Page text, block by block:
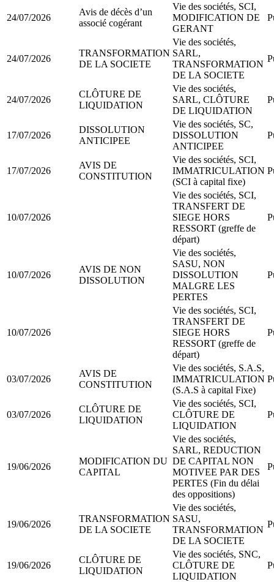
24/07/2026
Avis de décès d’un
associé cogérant
Vie des sociétés, SCI,
MODIFICATION DE
GERANT
24/07/2026
TRANSFORMATION
DE LA SOCIETE
Vie des sociétés,
SARL,
TRANSFORMATION
DE LA SOCIETE
24/07/2026
CLÔTURE DE
LIQUIDATION
Vie des sociétés,
SARL, CLÔTURE
DE LIQUIDATION
17/07/2026
DISSOLUTION
ANTICIPEE
Vie des sociétés, SC,
DISSOLUTION
ANTICIPEE
17/07/2026
AVIS DE
CONSTITUTION
Vie des sociétés, SCI,
IMMATRICULATION
(SCI à capital fixe)
10/07/2026
Vie des sociétés, SCI,
TRANSFERT DE
SIEGE HORS
RESSORT (greffe de
départ)
10/07/2026
AVIS DE NON
DISSOLUTION
Vie des sociétés,
SASU, NON
DISSOLUTION
MALGRE LES
PERTES
10/07/2026
Vie des sociétés, SCI,
TRANSFERT DE
SIEGE HORS
RESSORT (greffe de
départ)
03/07/2026
AVIS DE
CONSTITUTION
Vie des sociétés, S.A.S,
IMMATRICULATION
(S.A.S à capital Fixe)
03/07/2026
CLÔTURE DE
LIQUIDATION
Vie des sociétés, SCI,
CLÔTURE DE
LIQUIDATION
19/06/2026
MODIFICATION DU
CAPITAL
Vie des sociétés,
SARL, REDUCTION
DE CAPITAL NON
MOTIVEE PAR DES
PERTES (Fin du délai
des oppositions)
19/06/2026
TRANSFORMATION
DE LA SOCIETE
Vie des sociétés,
SASU,
TRANSFORMATION
DE LA SOCIETE
19/06/2026
CLÔTURE DE
LIQUIDATION
Vie des sociétés, SNC,
CLÔTURE DE
LIQUIDATION